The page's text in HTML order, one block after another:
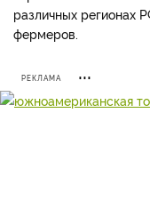
различных регионах
фермеров.
РЕКЛАМА